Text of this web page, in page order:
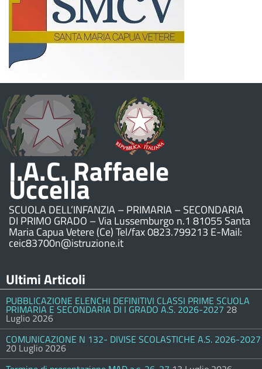
I.A.C. Raffaele
Uccella
SCUOLA DELL’INFANZIA – PRIMARIA – SECONDARIA
DI PRIMO GRADO – Via Lussemburgo n.1 81055 Santa
Maria Capua Vetere (Ce) Tel/fax 0823.799213 E-Mail:
ceic83700n@istruzione.it
Ultimi Articoli
PUBBLICAZIONE ELENCHI DEFINITIVI CLASSI PRIME SCUOLA
PRIMARIA E SECONDARIA DI I GRADO A.S. 2026-2027 28
Luglio 2026
COMUNICAZIONE N 132- DIVISE SCOLASTICHE A.S. 2026-2027
20 Luglio 2026